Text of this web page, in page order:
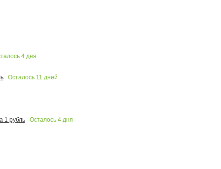
4дня
Осталось 11 дней
рубль Осталось 4дня